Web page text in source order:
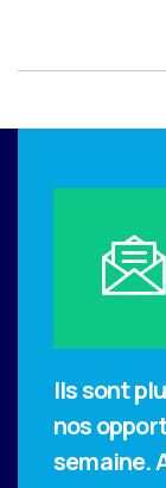
Ils sont
nos
semaine.